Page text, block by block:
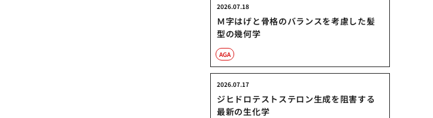
Ｍ字はげと骨格のバランスを考慮した髪
型の幾何学
2026.07.18
AGA
ジヒドロテストステロン生成を阻害する
最新の生化学
2026.07.17